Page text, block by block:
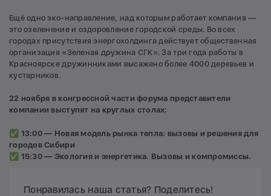
Ещё одно эко-направление, над которым работает компания —
это озеленение и оздоровление городской среды. Во всех
городах присутствия энергохолдинга действует общественная
организация «Зеленая дружина СГК». За три года работы в
Красноярске дружинниками высажено более 4000 деревьев и
кустарников.
22 ноября в конгрессной части форума представители
компании выступят на круглых столах:
✅ 13:00 — Новая модель рынка тепла: вызовы и решения для
городов Сибири
✅ 15:30 — Экология и энергетика. Вызовы и компромиссы.
Понравилась наша статья? Поделитесь!